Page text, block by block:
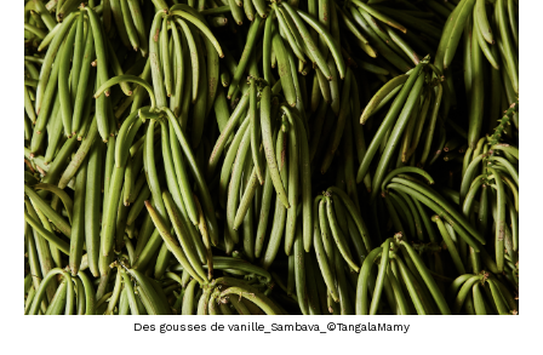
Des gousses de vanille_Sambava_©TangalaMamy